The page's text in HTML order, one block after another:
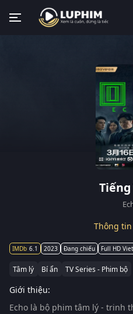
Thông
6.1 2023 Đang chiếu Full HD
Tâm lý Bí ẩn TV Series - Phim bộ
Giới thiệu:
Echo là bộ phim tâm lý - trinh